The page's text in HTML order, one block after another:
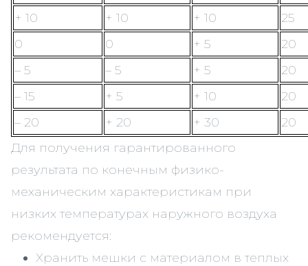
+ 10
+ 10 + 10
25
0
0 + 5
20
– 5
– 5 + 5
20
– 15
+ 5 + 10
20
– 20
+ 20 + 30
20
Для получения гарантированного
результата по конечным физико-
механическим характеристикам при
низких температурах наружного воздуха
рекомендуется:
Хранить мешки с материалом в теплых